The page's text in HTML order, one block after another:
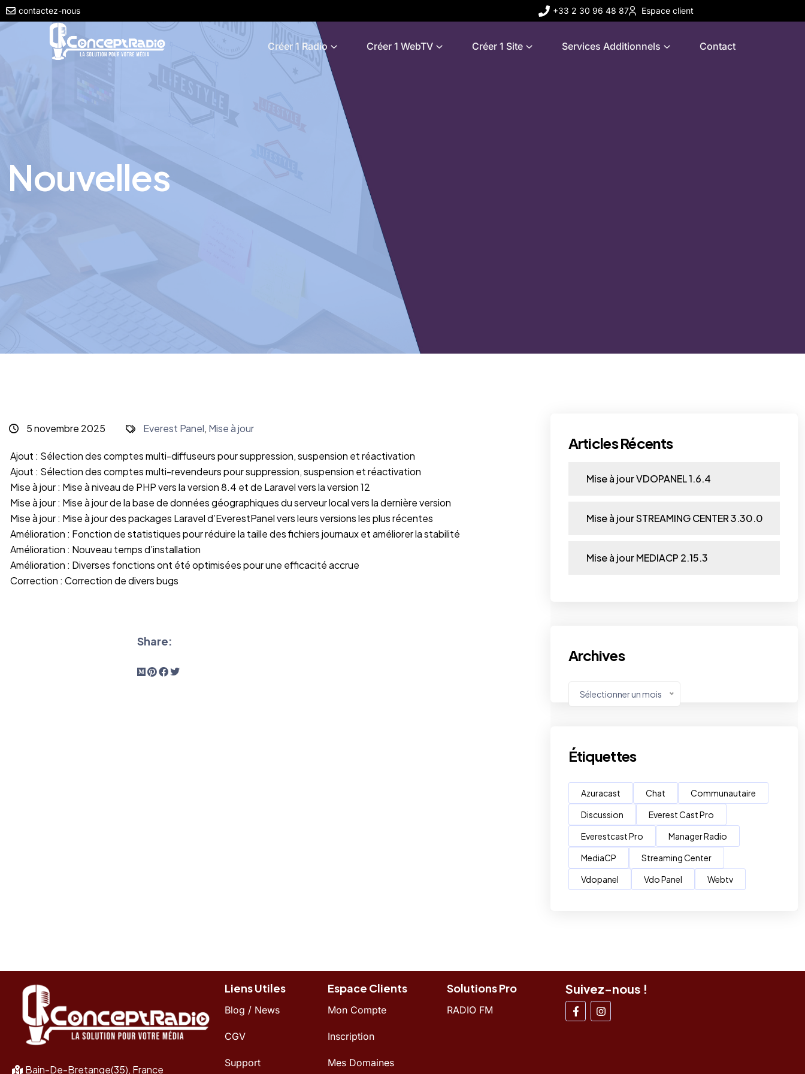
contactez-nous +33 2 30 96 48 87 Espace client
Créer 1 Radio Créer 1 WebTV Créer 1 Site Services Additionnels Contact
Nouvelles
5 novembre 2025 Everest Panel, Mise à jour
Ajout : Sélection des comptes multi-diffuseurs pour suppression, suspension et réactivation
Ajout : Sélection des comptes multi-revendeurs pour suppression, suspension et réactivation
Mise à jour : Mise à niveau de PHP vers la version 8.4 et de Laravel vers la version 12
Mise à jour : Mise à jour de la base de données géographiques du serveur local vers la dernière version
Mise à jour : Mise à jour des packages Laravel d’EverestPanel vers leurs versions les plus récentes
Amélioration : Fonction de statistiques pour réduire la taille des fichiers journaux et améliorer la stabilité
Amélioration : Nouveau temps d’installation
Amélioration : Diverses fonctions ont été optimisées pour une efficacité accrue
Correction : Correction de divers bugs
Share:
Articles Récents
Mise à jour VDOPANEL 1.6.4
Mise à jour STREAMING CENTER 3.30.0
Mise à jour MEDIACP 2.15.3
Archives
Sélectionner un mois
Étiquettes
Azuracast Chat
Communautaire
Discussion
Everest Cast Pro
Everestcast Pro
Manager Radio
MediaCP
Streaming Center
Vdopanel
Vdo Panel Webtv
Bain-De-Bretange(35), France
Liens Utiles
Blog / News
CGV
Support
Espace Clients
Mon Compte
Inscription
Mes Domaines
Solutions Pro
RADIO FM
Suivez-nous !